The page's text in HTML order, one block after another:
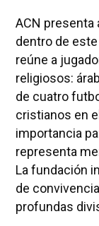
ACN presenta
dentro de
reúne a
religiosos:
de cuatro
cristianos en
importancia
representa
La fundación
de
profundas